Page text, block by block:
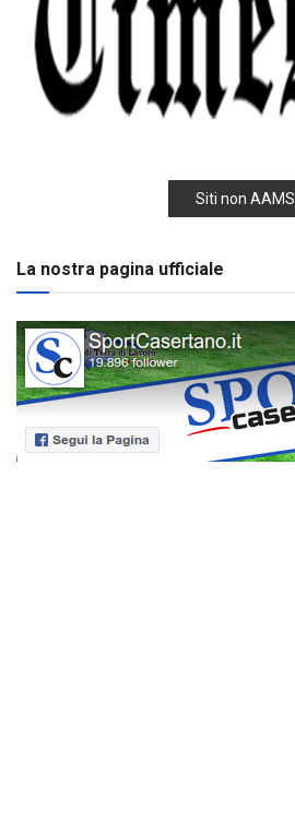
Siti non AAMS
La nostra pagina ufficiale